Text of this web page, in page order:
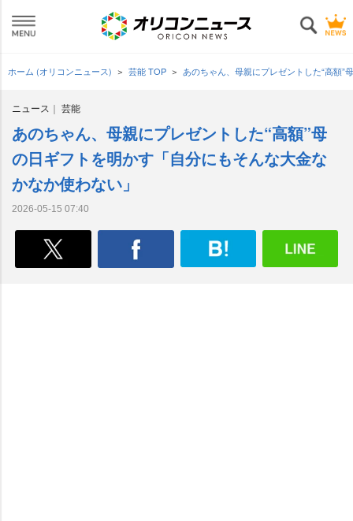
ホーム (オリコンニュース) 芸能 TOP あのちゃん、母親にプレゼントした“高額
ニュース 芸能
あのちゃん、母親にプレゼントした“高額”母
の日ギフトを明かす「自分にもそんな大金な
かなか使わない」
2026-05-15 07:40